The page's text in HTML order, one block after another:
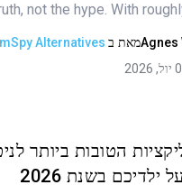
not the hype. With
Agnesמאת ב mSpy Alternatives
הטובות ביותר
ילדיכם בשנת 2026